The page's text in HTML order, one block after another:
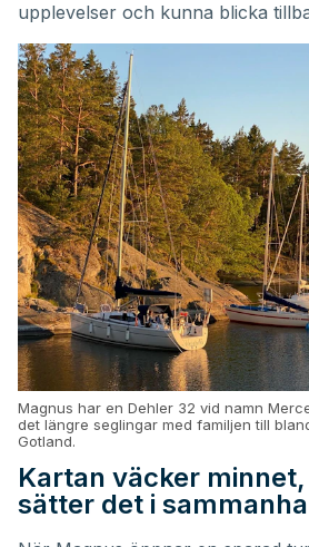
upplevelser och kunna blicka
Magnus har en Dehler 32 vid namn
det längre seglingar med familjen till
Gotland.
Kartan väcker
sätter det i